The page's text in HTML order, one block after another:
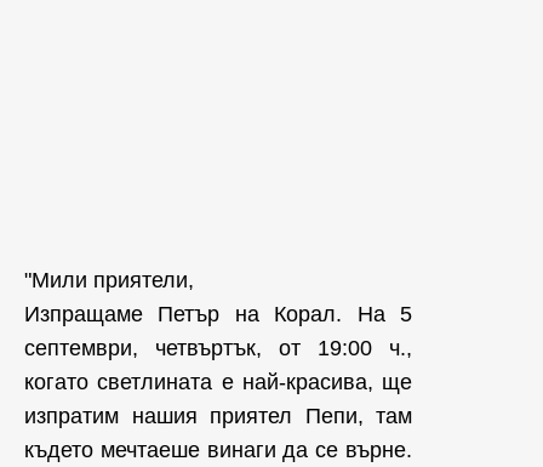
"Мили приятели,
Изпращаме Петър на Корал. На 5
септември, четвъртък, от 19:00 ч.,
когато светлината е най-красива, ще
изпратим нашия приятел Пепи, там
където мечтаеше винаги да се върне.